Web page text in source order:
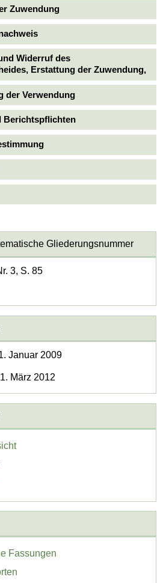
Zuwendung
Widerruf des
Erstattung der Zuwendung,
der Verwendung
Berichtspflichten
Gliederungsnummer
3, S. 85
Januar 2009
März 2012
Fassungen